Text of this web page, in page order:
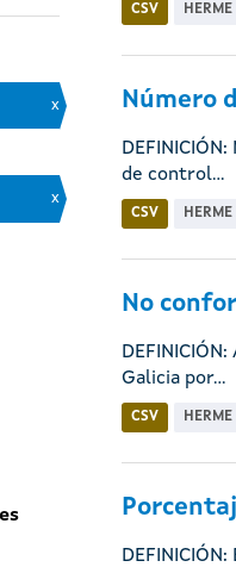
x
x
CSV HERME
Número
de control...
CSV HERME
No
Galicia por...
CSV HERME